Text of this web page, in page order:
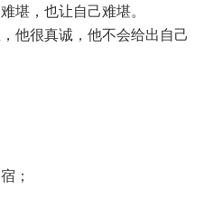
堪，也让自己难堪。
他很真诚，他不会给出自己
；